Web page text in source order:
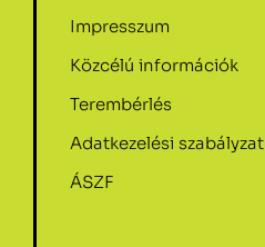
Impresszum
Közcélú információk
Terembérlés
Adatkezelési szabályzat
ÁSZF